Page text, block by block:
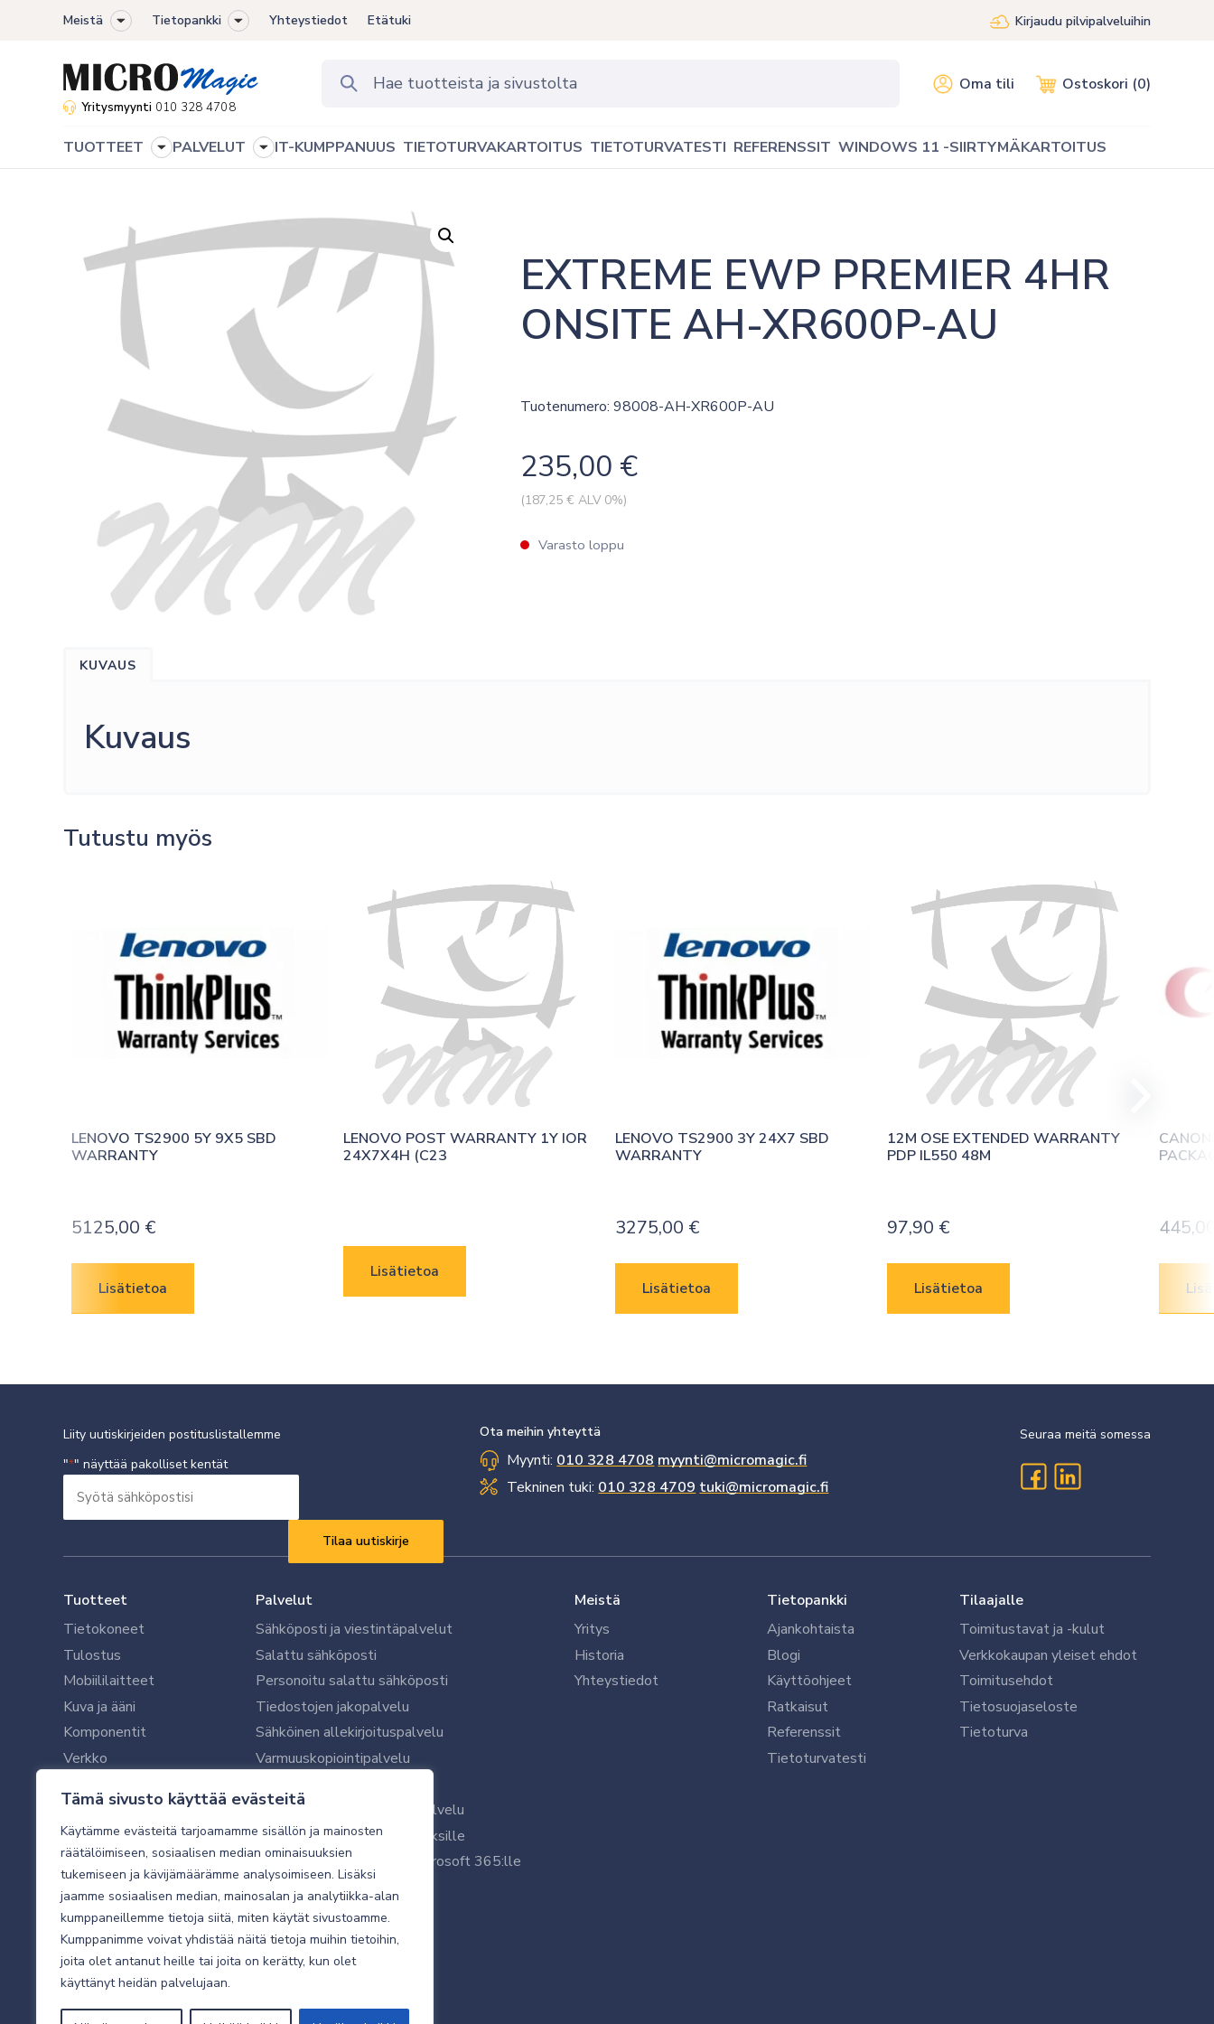
Tämä sivusto käyttää evästeitä
Käytämme evästeitä tarjoamamme sisällön ja mainosten
räätälöimiseen, sosiaalisen median ominaisuuksien
tukemiseen ja kävijämäärämme analysoimiseen. Lisäksi
jaamme sosiaalisen median, mainosalan ja analytiikka-alan
kumppaneillemme tietoja siitä, miten käytät sivustoamme.
Kumppanimme voivat yhdistää näitä tietoja muihin tietoihin,
joita olet antanut heille tai joita on kerätty, kun olet
käyttänyt heidän palvelujaan.
Meistä
Toggle
menu
Tietopankki
Toggle
menu
Yhteystiedot Etätuki Kirjaudu pilvipalveluihin
Yritysmyynti 010 328 4708
Oma tili Ostoskori (0)
TUOTTEET
Toggle
PALVELUT
Toggle
IT-KUMPPANUUS TIETOTURVAKARTOITUS TIETOTURVATESTI REFERENSSIT WINDOWS 11 -SIIRTYMÄKARTOITUS
EXTREME EWP PREMIER 4HR
ONSITE AH-XR600P-AU
Tuotenumero: 98008-AH-XR600P-AU
235,00 €
(187,25 € ALV 0%)
Varasto loppu
KUVAUS
Kuvaus
Tutustu myös
LENOVO TS2900 5Y 9X5 SBD
WARRANTY
5125,00 €
Lisätietoa
LENOVO POST WARRANTY 1Y IOR
24X7X4H (C23
Lisätietoa
LENOVO TS2900 3Y 24X7 SBD
WARRANTY
3275,00 €
Lisätietoa
12M OSE EXTENDED WARRANTY
PDP IL550 48M
97,90 €
Lisätietoa
Liity uutiskirjeiden postituslistallemme
"*" näyttää pakolliset kentät
sähköpostisi
Ota meihin yhteyttä
Myynti: 010 328 4708 myynti@micromagic.fi
Tekninen tuki: 010 328 4709 tuki@micromagic.fi
Seuraa meitä somessa
Tuotteet
Tietokoneet
Tulostus
Mobiililaitteet
Kuva ja ääni
Komponentit
Verkko
Oheislaitteet
Palvelut
Sähköposti ja viestintäpalvelut
Salattu sähköposti
Personoitu salattu sähköposti
Tiedostojen jakopalvelu
Sähköinen allekirjoituspalvelu
Varmuuskopiointipalvelu
Microsoft 365 -varmistuspalvelu
WithSecure tietoturva yrityksille
WithSecuren tietoturva Microsoft 365:lle
Käyttäjätukipalvelu
Tietoturvakartoitus
Sähköpostikartoitus
Valvottu tietoturva 24/7
Meistä
Yritys
Historia
Yhteystiedot
Tietopankki
Ajankohtaista
Blogi
Käyttöohjeet
Ratkaisut
Referenssit
Tietoturvatesti
Tilaajalle
Toimitustavat ja -kulut
Verkkokaupan yleiset ehdot
Toimitusehdot
Tietosuojaseloste
Tietoturva